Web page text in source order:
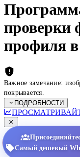
проверки
профиля
Важное замечание:
покрывается.
ПОДРОБНОСТИ
Самый дешевый